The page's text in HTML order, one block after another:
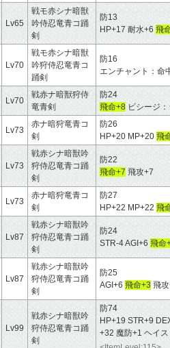
Lv65
戦モ赤シナ暗獣
吟侍忍竜青コ踊
剣
防13
HP+17 耐水+6 飛
Lv70
戦モ赤シナ暗獣
吟狩侍忍竜青コ
踊剣
防16
エンチャント：命
Lv70
戦赤ナ暗獣狩侍
竜青剣
防24
飛命+8 ビシージ
Lv73
赤ナ暗狩竜青コ
剣
防26
HP+20 MP+20 飛
Lv73
戦赤シナ暗獣吟
狩侍忍竜青コ踊
剣
防22
飛命+7 飛攻+7
Lv73
赤ナ暗狩竜青コ
剣
防27
HP+22 MP+22 飛
Lv87
戦赤シナ暗獣吟
狩侍忍竜青コ踊
剣
防24
STR-4 AGI+6 飛命
Lv87
戦赤シナ暗獣吟
狩侍忍竜青コ踊
剣
防25
AGI+6 飛命+3 飛
Lv99
戦赤シナ暗獣吟
狩侍忍竜青コ踊
剣
防74
HP+19 STR+9
+32 魔防+1 ヘイ